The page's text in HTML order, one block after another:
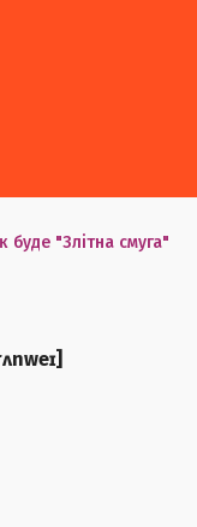
буде "Злітна смуга"
]